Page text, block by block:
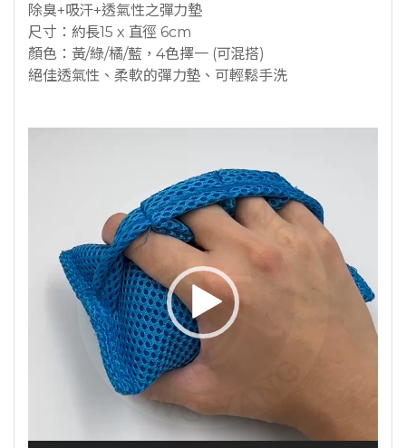
除臭+吸汗+透氣性之彈力墊
尺寸：約長15 x 直徑 6cm
顏色：黃/綠/橘/藍，4色擇一 (可混搭)
絕佳透氣性、柔軟的彈力墊、可輕鬆手洗